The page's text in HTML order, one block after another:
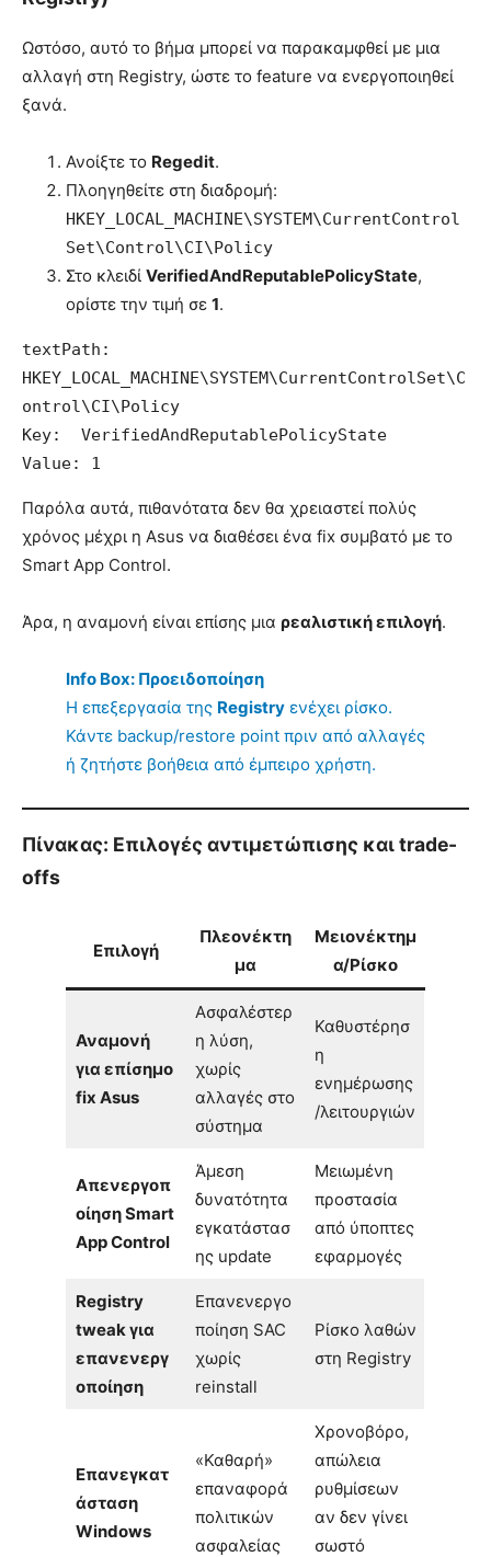
Ωστόσο, αυτό το βήμα μπορεί να παρακαμφθεί με μια
αλλαγή στη Registry, ώστε το feature να ενεργοποιηθεί
ξανά.
Ανοίξτε το Regedit.
Πλοηγηθείτε στη διαδρομή:
HKEY_LOCAL_MACHINE\SYSTEM\CurrentControl
Set\Control\CI\Policy
Στο κλειδί VerifiedAndReputablePolicyState,
ορίστε την τιμή σε 1.
textPath:
HKEY_LOCAL_MACHINE\SYSTEM\CurrentControlSet\C
ontrol\CI\Policy
Key:  VerifiedAndReputablePolicyState
Value: 1
Παρόλα αυτά, πιθανότατα δεν θα χρειαστεί πολύς
χρόνος μέχρι η Asus να διαθέσει ένα fix συμβατό με το
Smart App Control.
Άρα, η αναμονή είναι επίσης μια ρεαλιστική επιλογή.
Info Box: Προειδοποίηση
Η επεξεργασία της Registry ενέχει ρίσκο.
Κάντε backup/restore point πριν από αλλαγές
ή ζητήστε βοήθεια από έμπειρο χρήστη.
Πίνακας: Επιλογές αντιμετώπισης και trade-
offs
Επιλογή
Πλεονέκτη
μα
Μειονέκτημ
α/Ρίσκο
Αναμονή
για επίσημο
fix Asus
Ασφαλέστερ
η λύση,
χωρίς
αλλαγές στο
σύστημα
Καθυστέρησ
η
ενημέρωσης
/λειτουργιών
Απενεργοπ
οίηση Smart
App Control
Άμεση
δυνατότητα
εγκατάστασ
ης update
Μειωμένη
προστασία
από ύποπτες
εφαρμογές
Registry
tweak για
επανενεργ
οποίηση
Επανενεργο
ποίηση SAC
χωρίς
reinstall
Ρίσκο λαθών
στη Registry
Επανεγκατ
άσταση
Windows
«Καθαρή»
επαναφορά
πολιτικών
ασφαλείας
Χρονοβόρο,
απώλεια
ρυθμίσεων
αν δεν γίνει
σωστό